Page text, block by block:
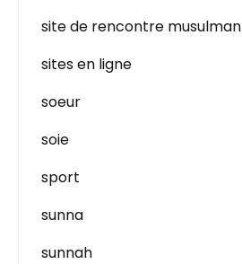
site de rencontre musulman
sites en ligne
soeur
soie
sport
sunna
sunnah